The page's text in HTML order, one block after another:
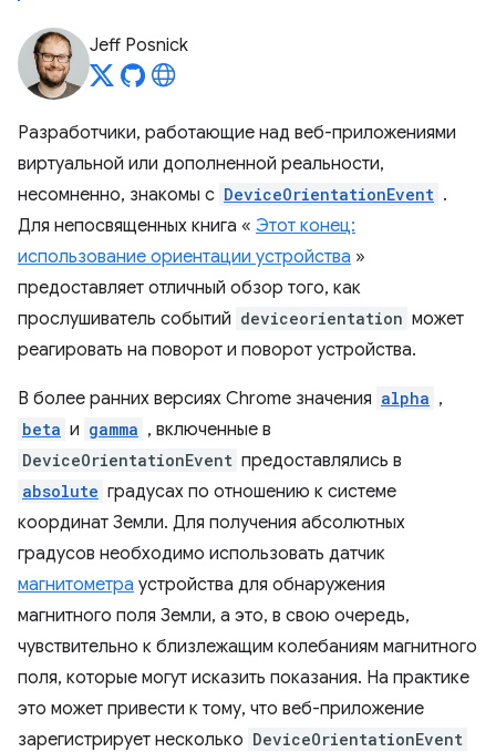
Jeff Posnick
Разработчики, работающие над веб-приложениями
виртуальной или дополненной реальности,
несомненно, знакомы с DeviceOrientationEvent .
Для непосвященных книга « Этот конец:
использование ориентации устройства »
предоставляет отличный обзор того, как
прослушиватель событий deviceorientation может
реагировать на поворот и поворот устройства.
В более ранних версиях Chrome значения alpha ,
beta и gamma , включенные в
DeviceOrientationEvent предоставлялись в
absolute градусах по отношению к системе
координат Земли. Для получения абсолютных
градусов необходимо использовать датчик
магнитометра устройства для обнаружения
магнитного поля Земли, а это, в свою очередь,
чувствительно к близлежащим колебаниям магнитного
поля, которые могут исказить показания. На практике
это может привести к тому, что веб-приложение
зарегистрирует несколько DeviceOrientationEvent